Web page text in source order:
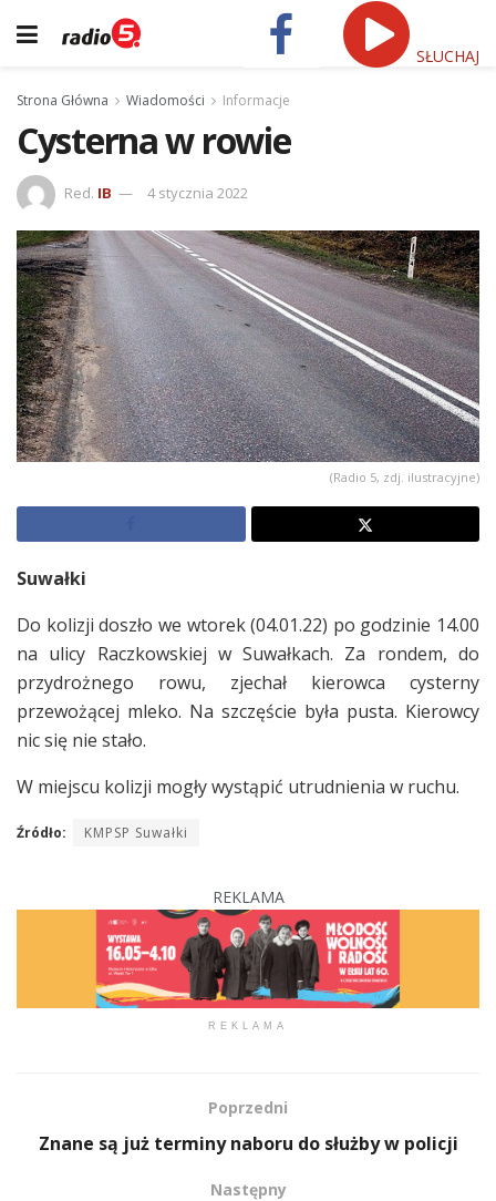
SŁUCHAJ
Strona Główna Wiadomości Informacje
Cysterna w rowie
Red. IB 4 stycznia 2022
(Radio 5, zdj. ilustracyjne)
Suwałki
Do kolizji doszło we wtorek (04.01.22) po godzinie 14.00
na ulicy Raczkowskiej w Suwałkach. Za rondem, do
przydrożnego rowu, zjechał kierowca cysterny
przewożącej mleko. Na szczęście była pusta. Kierowcy
nic się nie stało.
W miejscu kolizji mogły wystąpić utrudnienia w ruchu.
Źródło: KMPSP Suwałki
REKLAMA
REKLAMA
Poprzedni
Znane są już terminy naboru do służby w policji
Następny